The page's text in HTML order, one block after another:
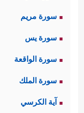
سورة مريم
سورة يس
سورة الواقعة
سورة الملك
آية الكرسي